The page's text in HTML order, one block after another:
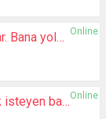
Online
Yaşım 47. Evim işim gücüm var. Bana yoldaş olacak biri
Online
Öğretmen adayıyım evlenmek isteyen bayanlar yazabilir